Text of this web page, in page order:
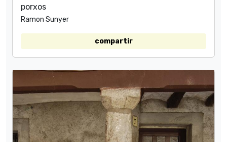
porxos
Ramon Sunyer
compartir